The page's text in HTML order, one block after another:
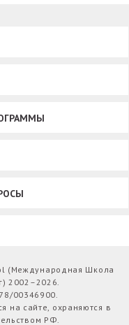
(Международная Школа
2002–2026.
00346900.
на сайте, охраняются в
РФ.